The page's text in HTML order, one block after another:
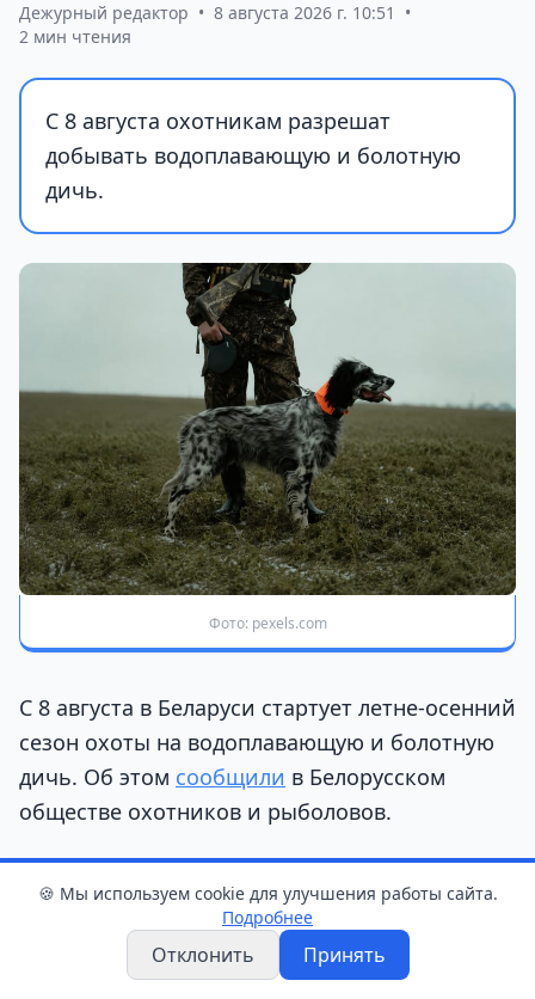
Дежурный редактор • 8 августа 2026 г. 10:51
•
2 мин чтения
С 8 августа охотникам разрешат
добывать водоплавающую и болотную
дичь.
Фото: pexels.com
С 8 августа в Беларуси стартует летне-осенний
сезон охоты на водоплавающую и болотную
дичь. Об этом сообщили в Белорусском
обществе охотников и рыболовов.
водоплавающую дичь, кроме гусей, а также
на болотную дичь, вальдшнепа, вяхиря,
сизого голубя, перепела и фазана.
🍪 Мы используем cookie для улучшения работы сайта.
Подробнее
Отклонить Принять